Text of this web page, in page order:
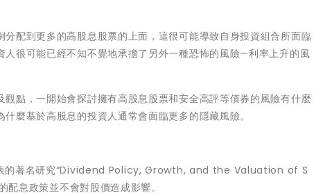
配到更多的高股息股票的上面，這很可能導致自身投資組合所面臨
很可能已經不知不覺地承擔了另外一種恐怖的風險—利率上升的風
點，一開始會探討擁有高股息股票和安全高評等債券的風險有什麼
麼基於高股息的投資人通常會面臨更多的隱藏風險。
著名研究“Dividend Policy, Growth, and the Valuation of S
息政策並不會對股價造成影響。